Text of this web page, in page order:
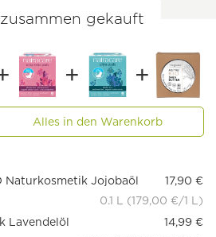
gekauft
Alles in den Warenkorb
Naturkosmetik Jojobaöl
17,90 €
0.1 L (179,00 €/1 L)
Lavendelöl
14,99 €